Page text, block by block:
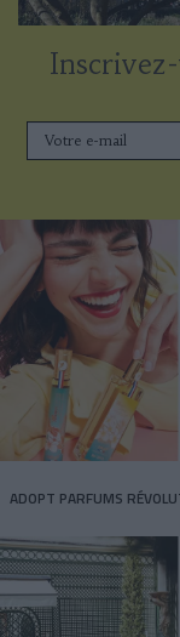
ADOPT PARFUMS